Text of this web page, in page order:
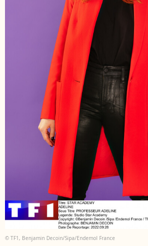
© TF1, Benjamin Decoin/Sipa/Endemol France